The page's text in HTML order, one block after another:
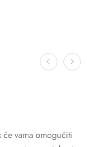
vama omogućiti